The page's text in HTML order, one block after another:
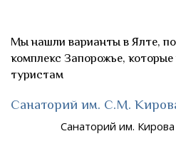
Мы нашли варианты в Ялте,
комплекс Запорожье,
туристам
Санаторий им. С.М.
Санаторий им.